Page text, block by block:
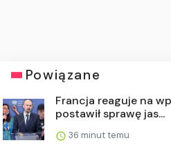
Powiązane
Francja reaguje na
postawił sprawę jas...
36 minut temu